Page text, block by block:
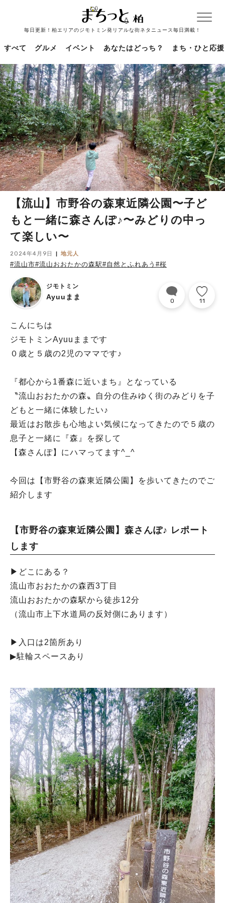
毎日更新！柏エリアのジモトミン発リアルな街ネタニュース毎日満載！
すべて グルメ イベント あなたはどっち？ まち・ひと応援
【流山】市野谷の森東近隣公園〜子ど
もと一緒に森さんぽ♪〜みどりの中っ
て楽しい〜
2024年4月9日 地元人
#流山市#流山おおたかの森駅#自然とふれあう #桜
ジモトミン
Ayuuまま 0 11
こんにちは
ジモトミンAyuuままです
０歳と５歳の2児のママです♪
『都心から1番森に近いまち』となっている
〝流山おおたかの森〟自分の住みゆく街のみどりを子
どもと一緒に体験したい♪
最近はお散歩も心地よい気候になってきたので５歳の
息子と一緒に『森』を探して
【森さんぽ】にハマってます^_^
今回は【市野谷の森東近隣公園】を歩いてきたのでご
紹介します
【市野谷の森東近隣公園】森さんぽ♪ レポート
します
▶︎どこにある？
流山市おおたかの森西3丁目
流山おおたかの森駅から徒歩12分
（流山市上下水道局の反対側にあります）
▶︎入口は2箇所あり
▶︎駐輪スペースあり